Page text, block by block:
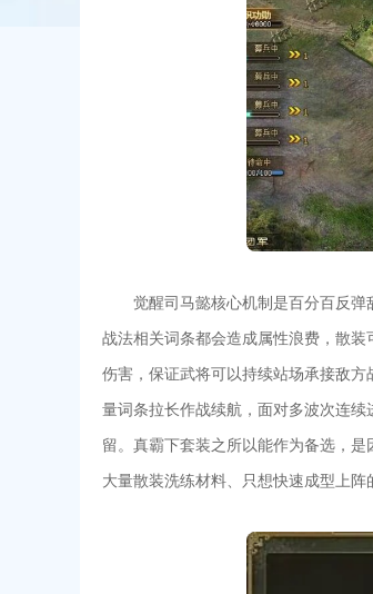
觉醒司马懿核心机制是百分百反
战法相关词条都会造成属性浪费，散
伤害，保证武将可以持续站场承接敌
量词条拉长作战续航，面对多波次连
留。真霸下套装之所以能作为备选，
大量散装洗练材料、只想快速成型上阵